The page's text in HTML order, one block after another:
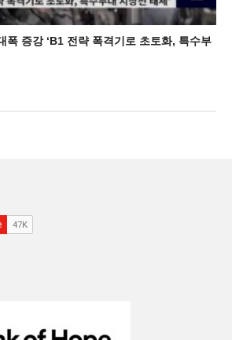
폭 증강 ‘B1 전략 폭격기로 초토화, 특수부